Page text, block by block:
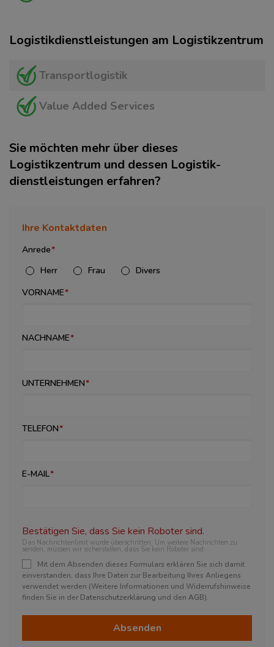
Logistikdienstleistungen am Logistikzentrum
Transportlogistik
Value Added Services
Sie möchten mehr über dieses
Logistikzentrum und dessen Logistik­
dienstleistungen erfahren?
Ihre Kontaktdaten
Anrede
Herr
Frau
Divers
VORNAME
NACHNAME
UNTERNEHMEN
TELEFON
E-MAIL
Bestätigen Sie, dass Sie kein Roboter sind.
Das Nachrichtenlimit wurde überschritten. Um weitere Nachrichten zu
senden, müssen wir sicherstellen, dass Sie kein Roboter sind.
Mit dem Absenden dieses Formulars erklären Sie sich damit
einverstanden, dass Ihre Daten zur Bearbeitung Ihres Anliegens
verwendet werden (Weitere Informationen und Widerrufshinweise
finden Sie in der Datenschutzerklärung und den AGB).
Absenden